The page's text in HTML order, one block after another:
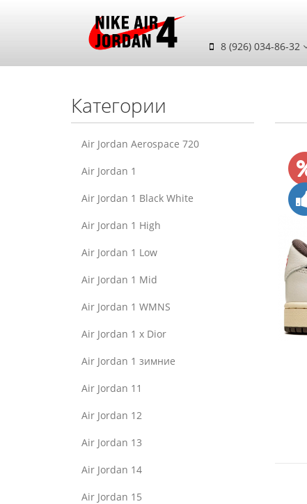
8 (926) 034-86-32
Категории
Air Jordan Aerospace 720
Air Jordan 1
Air Jordan 1 Black White
Air Jordan 1 High
Air Jordan 1 Low
Air Jordan 1 Mid
Air Jordan 1 WMNS
Air Jordan 1 x Dior
Air Jordan 1 зимние
Air Jordan 11
Air Jordan 12
Air Jordan 13
Air Jordan 14
Air Jordan 15